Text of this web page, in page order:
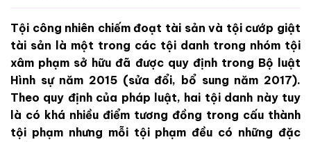
Tội công nhiên chiếm đoạt tài sản và tội cướp giật
tài sản là một trong các tội danh trong nhóm tội
xâm phạm sở hữu đã được quy định trong Bộ luật
Hình sự năm 2015 (sửa đổi, bổ sung năm 2017).
Theo quy định của pháp luật, hai tội danh này tuy
là có khá nhiều điểm tương đồng trong cấu thành
tội phạm nhưng mỗi tội phạm đều có những đặc